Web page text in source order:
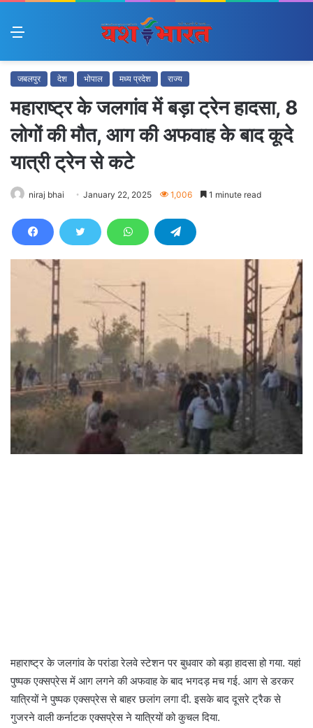
Menu
जबलपुर देश भोपाल मध्य प्रदेश राज्य
महाराष्ट्र के जलगांव में बड़ा ट्रेन हादसा, 8
लोगों की मौत, आग की अफवाह के बाद कूदे
यात्री ट्रेन से कटे
niraj bhai January 22, 2025 1,006 1 minute read
महाराष्ट्र के जलगांव के परांडा रेलवे स्टेशन पर बुधवार को बड़ा हादसा हो गया. यहां
पुष्पक एक्सप्रेस में आग लगने की अफवाह के बाद भगदड़ मच गई. आग से डरकर
यात्रियों ने पुष्पक एक्सप्रेस से बाहर छलांग लगा दी. इसके बाद दूसरे ट्रैक से
गुजरने वाली कर्नाटक एक्सप्रेस ने यात्रियों को कुचल दिया.